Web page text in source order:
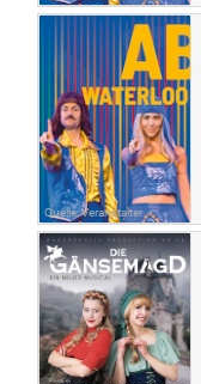
Quelle: Veranstalter